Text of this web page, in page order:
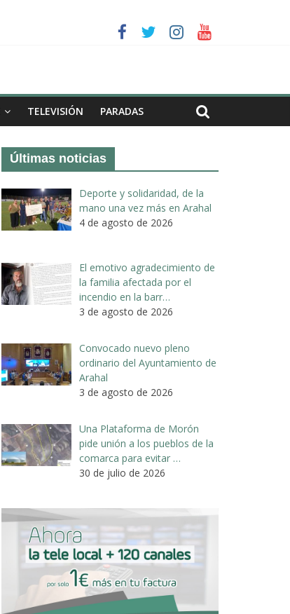
TELEVISIÓN PARADAS
Últimas noticias
Deporte y solidaridad, de la
mano una vez más en Arahal
4 de agosto de 2026
El emotivo agradecimiento de
la familia afectada por el
incendio en la barr…
3 de agosto de 2026
Convocado nuevo pleno
ordinario del Ayuntamiento de
Arahal
3 de agosto de 2026
Una Plataforma de Morón
pide unión a los pueblos de la
comarca para evitar …
30 de julio de 2026